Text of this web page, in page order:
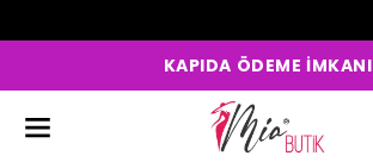
KAPIDA ÖDEME İMKANI